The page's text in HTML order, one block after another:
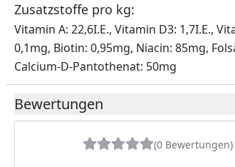
Zusatzstoffe pro kg:
Vitamin A: 22,6I.E., Vitamin D3: 1,7I.E.,
0,1mg, Biotin: 0,95mg, Niacin: 85mg,
Calcium-D-Pantothenat: 50mg
Bewertungen
(0 Bewertungen)